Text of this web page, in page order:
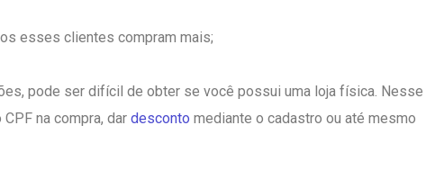
esses clientes compram mais;
pode ser difícil de obter se você possui uma loja física. Nesse
na compra, dar desconto mediante o cadastro ou até mesmo